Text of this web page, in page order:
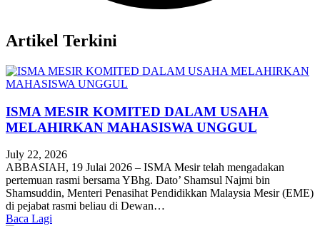
Artikel Terkini
ISMA MESIR KOMITED DALAM USAHA
MELAHIRKAN MAHASISWA UNGGUL
July 22, 2026
ABBASIAH, 19 Julai 2026 – ISMA Mesir telah mengadakan
pertemuan rasmi bersama YBhg. Dato’ Shamsul Najmi bin
Shamsuddin, Menteri Penasihat Pendidikkan Malaysia Mesir (EME)
di pejabat rasmi beliau di Dewan…
Baca Lagi